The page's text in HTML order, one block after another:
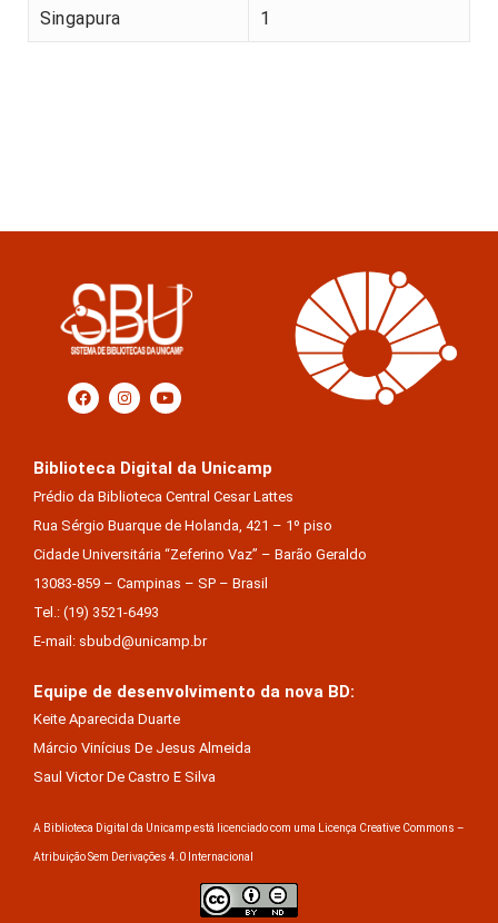
Singapura 1
Biblioteca Digital da Unicamp
Prédio da Biblioteca Central Cesar Lattes
Rua Sérgio Buarque de Holanda, 421 – 1º piso
Cidade Universitária “Zeferino Vaz” – Barão Geraldo
13083-859 – Campinas – SP – Brasil
Tel.: (19) 3521-6493
E-mail: sbubd@unicamp.br
Equipe de desenvolvimento da nova BD:
Keite Aparecida Duarte
Márcio Vinícius De Jesus Almeida
Saul Victor De Castro E Silva
A Biblioteca Digital da Unicamp está licenciado com uma Licença Creative Commons –
Atribuição Sem Derivações 4.0 Internacional